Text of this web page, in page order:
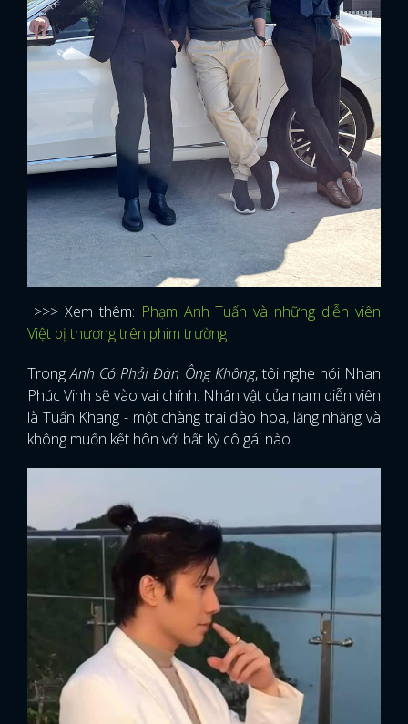
>>> Xem thêm: Phạm Anh Tuấn và những diễn viên
Việt bị thương trên phim trường
TrongAnh Có Phải Đàn Ông Không, tôi nghe nói Nhan
Phúc Vinh sẽ vào vai chính. Nhân vật của nam diễn viên
là Tuấn Khang - một chàng trai đào hoa, lăng nhăng và
không muốn kết hôn với bất kỳ cô gái nào.